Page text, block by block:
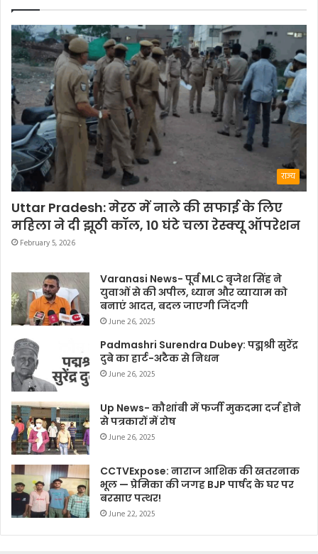
राज्य
Uttar Pradesh: मेरठ में नाले की सफाई के लिए
महिला ने दी झूठी कॉल, 10 घंटे चला रेस्क्यू ऑपरेशन
February 5, 2026
Varanasi News- पूर्व MLC बृजेश सिंह ने
युवाओं से की अपील, ध्यान और व्यायाम को
बनाएं आदत, बदल जाएगी जिंदगी
June 26, 2025
Padmashri Surendra Dubey: पद्मश्री सुरेंद्र
दुबे का हार्ट-अटैक से निधन
June 26, 2025
Up News- कौशांबी में फर्जी मुकदमा दर्ज होने
से पत्रकारों में रोष
June 26, 2025
CCTVExpose: नाराज आशिक की खतरनाक
भूल — प्रेमिका की जगह BJP पार्षद के घर पर
बरसाए पत्थर!
June 22, 2025